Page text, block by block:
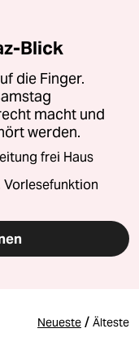
Blick
die Finger.
macht und
werden.
frei Haus
Neueste / Älteste